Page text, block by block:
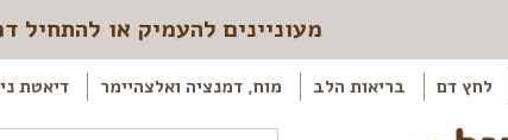
מעוניינים להעמיק או להתחיל
לחץ דם בריאות הלב מוח, דמנציה ואלצהיימר דיאטת